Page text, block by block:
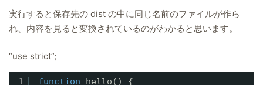
実行すると保存先の dist の中に同じ名前のファイルが作ら
れ、内容を見ると変換されているのがわかると思います。
“use strict”;
1 function hello() {